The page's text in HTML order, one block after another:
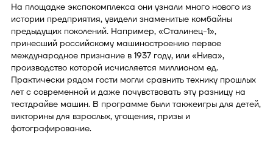
На площадке экспокомплекса они узнали много нового из
истории предприятия, увидели знаменитые комбайны
предыдущих поколений. Например, «Сталинец-1»,
принесший российскому машиностроению первое
международное признание в 1937 году, или «Нива»,
производство которой исчисляется миллионом ед.
Практически рядом гости могли сравнить технику прошлых
лет с современной и даже почувствовать эту разницу на
тестдрайве машин. В программе были такжеигры для детей,
викторины для взрослых, угощения, призы и
фотографирование.